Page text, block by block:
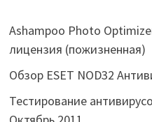
Ashampoo Photo
лицензия (пожизненная)
Обзор ESET NOD32
Тестирование